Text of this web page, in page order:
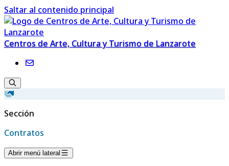
Saltar al contenido principal
Centros de Arte, Cultura y Turismo de Lanzarote
Sección
Contratos
Abrir menú lateral